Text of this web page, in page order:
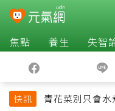
焦點 養生 失智
快訊 青花菜別只會